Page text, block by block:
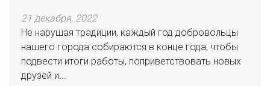
21 декабря, 2022
Не нарушая традиции, каждый год добровольцы
нашего города собираются в конце года, чтобы
подвести итоги работы, поприветствовать новых
друзей и...